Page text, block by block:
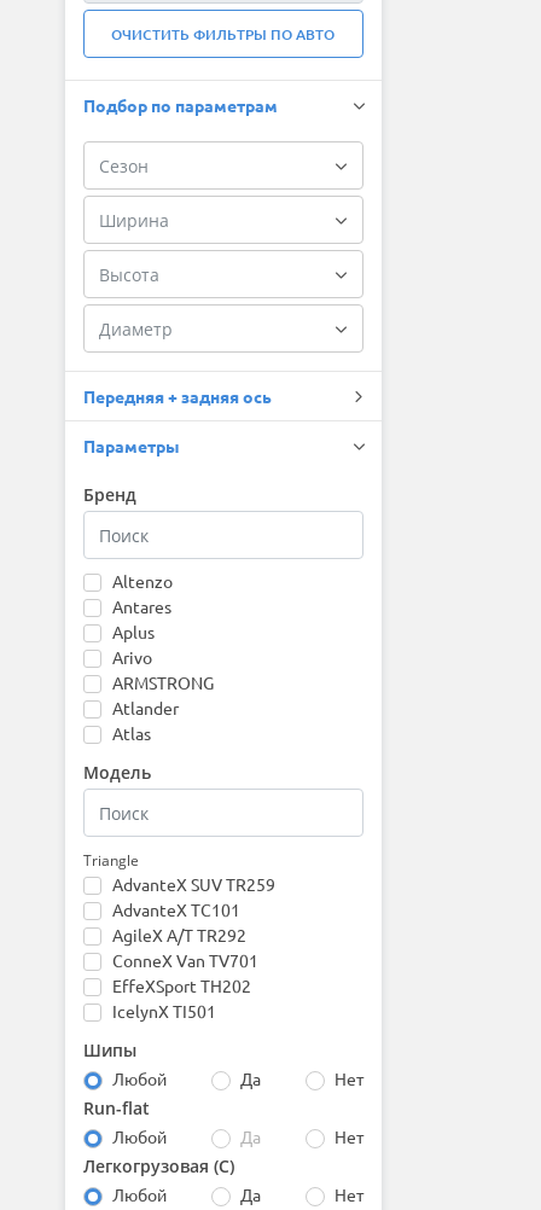
ОЧИСТИТЬ ФИЛЬТРЫ ПО АВТО
Подбор по параметрам
Передняя + задняя ось
Параметры
Бренд
Altenzo
Antares
Aplus
Arivo
ARMSTRONG
Atlander
Atlas
Austone
Autogreen
Barez
Bars
Barum
Bearway
Belshina
BfGoodrich
Boto
Bridgestone
Comforser
Compasal
Continental
Contyre
Cooper
Cordiant
Модель
Triangle
AdvanteX SUV TR259
AdvanteX TC101
AgileX A/T TR292
ConneX Van TV701
EffeXSport TH202
IcelynX TI501
Protract TE301
ReliaX TE307
ReliaX Touring TE307
SeasonX TA01
SeasonX Van TA702
Snow LL01
Шипы
Любой Да Нет
Run-flat
Любой Да Нет
Легкогрузовая (С)
Любой Да Нет